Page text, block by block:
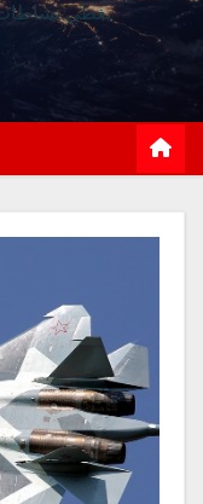
يغطي نشاطات